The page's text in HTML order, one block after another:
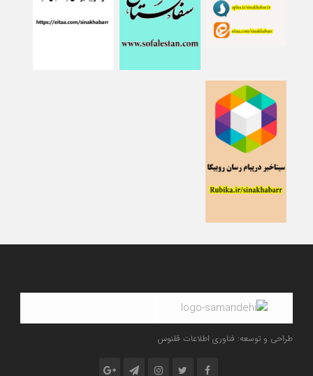
طراحی و توسعه: فناوری اطلاعات ققنوس